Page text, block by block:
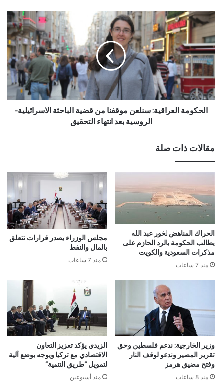
الحكومة العراقية: سنلعن موقفنا من قضية الباحثة الاسرائيلية-
الروسية بعد انتهاء التحقيق
مقالات ذات صلة
الحراك المناهض لخور عبد الله
يطالب الحكومة بالرد الحازم على
مذكرات السعودية والكويت
منذ 7 ساعات
مجلس الوزراء يصدر قرارات تتعلق
بالمال والنفط
منذ 7 ساعات
وزير الخارجية: ندعم فلسطين وحق
تقرير المصير وندعو لوقف النار
وفتح مضيق هرمز
منذ 8 ساعات
الزيدي يؤكد تعزيز التعاون
الاقتصادي مع تركيا ويوجه بوضع آلية
لتمويل “طريق التنمية”
منذ أسبوعين